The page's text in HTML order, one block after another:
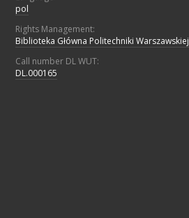
pol
Rights Management:
Biblioteka Główna Politechniki Warszawskiej
Call number DL WUT:
DL.000165